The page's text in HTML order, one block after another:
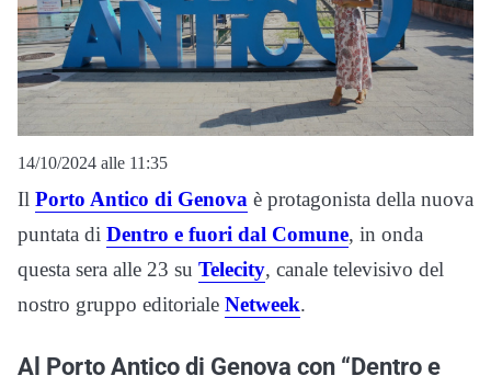
14/10/2024 alle 11:35
Il Porto Antico di Genova è protagonista della nuova
puntata di Dentro e fuori dal Comune, in onda
questa sera alle 23 su Telecity, canale televisivo del
nostro gruppo editoriale Netweek.
Al Porto Antico di Genova con “Dentro e